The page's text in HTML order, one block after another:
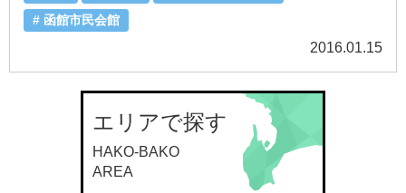
函館市民会館
2016.01.15
エリアで探す